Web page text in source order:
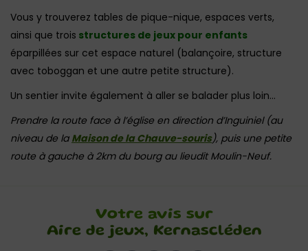
Vous y trouverez tables de pique-nique, espaces verts,
ainsi que trois structures de jeux pour enfants
éparpillées sur cet espace naturel (balançoire, structure
avec toboggan et une autre petite structure).
Un sentier invite également à aller se balader plus loin…
Prendre la route face à l’église en direction d’Inguiniel (au
niveau de la Maison de la Chauve-souris), puis une petite
route à gauche à 2km du bourg au lieudit Moulin-Neuf.
Votre avis sur
Aire de jeux, Kernascléden